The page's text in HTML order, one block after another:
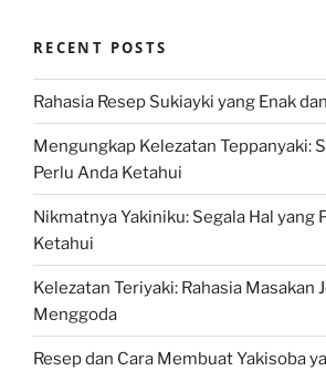
RECENT POSTS
Rahasia Resep Sukiayki yang Enak
Mengungkap Kelezatan Teppanyaki:
Perlu Anda Ketahui
Nikmatnya Yakiniku: Segala Hal yang
Ketahui
Kelezatan Teriyaki: Rahasia Masakan
Menggoda
Resep dan Cara Membuat Yakisoba